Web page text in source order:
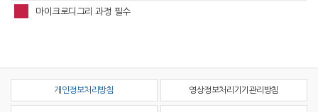
마이크로디그리 과정 필수
개인정보처리방침 영상정보처리기기관리방침